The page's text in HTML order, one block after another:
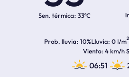
Sen. térmica: 33ºC
Prob. lluvia 10%Lluvia 0 l/m2
Viento 4 km/h
06:51